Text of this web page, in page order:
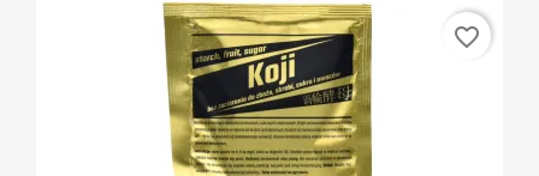
favorite_border